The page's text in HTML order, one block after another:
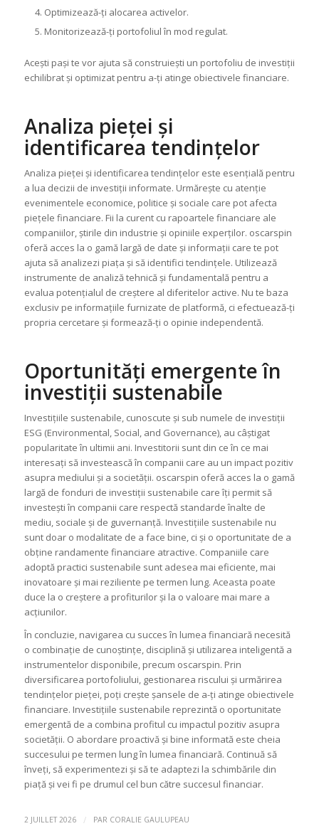
Optimizează-ți alocarea activelor.
Monitorizează-ți portofoliul în mod regulat.
Acești pași te vor ajuta să construiești un portofoliu de investiții
echilibrat și optimizat pentru a-ți atinge obiectivele financiare.
Analiza pieței și
identificarea tendințelor
Analiza pieței și identificarea tendințelor este esențială pentru
a lua decizii de investiții informate. Urmărește cu atenție
evenimentele economice, politice și sociale care pot afecta
piețele financiare. Fii la curent cu rapoartele financiare ale
companiilor, știrile din industrie și opiniile experților. oscarspin
oferă acces la o gamă largă de date și informații care te pot
ajuta să analizezi piața și să identifici tendințele. Utilizează
instrumente de analiză tehnică și fundamentală pentru a
evalua potențialul de creștere al diferitelor active. Nu te baza
exclusiv pe informațiile furnizate de platformă, ci efectuează-ți
propria cercetare și formează-ți o opinie independentă.
Oportunități emergente în
investiții sustenabile
Investițiile sustenabile, cunoscute și sub numele de investiții
ESG (Environmental, Social, and Governance), au câștigat
popularitate în ultimii ani. Investitorii sunt din ce în ce mai
interesați să investească în companii care au un impact pozitiv
asupra mediului și a societății. oscarspin oferă acces la o gamă
largă de fonduri de investiții sustenabile care îți permit să
investești în companii care respectă standarde înalte de
mediu, sociale și de guvernanță. Investițiile sustenabile nu
sunt doar o modalitate de a face bine, ci și o oportunitate de a
obține randamente financiare atractive. Companiile care
adoptă practici sustenabile sunt adesea mai eficiente, mai
inovatoare și mai reziliente pe termen lung. Aceasta poate
duce la o creștere a profiturilor și la o valoare mai mare a
acțiunilor.
În concluzie, navigarea cu succes în lumea financiară necesită
o combinație de cunoștințe, disciplină și utilizarea inteligentă a
instrumentelor disponibile, precum oscarspin. Prin
diversificarea portofoliului, gestionarea riscului și urmărirea
tendințelor pieței, poți crește șansele de a-ți atinge obiectivele
financiare. Investițiile sustenabile reprezintă o oportunitate
emergentă de a combina profitul cu impactul pozitiv asupra
societății. O abordare proactivă și bine informată este cheia
succesului pe termen lung în lumea financiară. Continuă să
înveți, să experimentezi și să te adaptezi la schimbările din
piață și vei fi pe drumul cel bun către succesul financiar.
2 JUILLET 2026 / PAR CORALIE GAULUPEAU